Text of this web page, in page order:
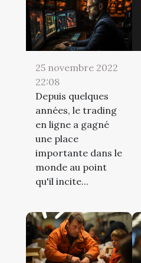
25 novembre 2022
22:08
Depuis quelques
années, le trading
en ligne a gagné
une place
importante dans le
monde au point
qu'il incite...